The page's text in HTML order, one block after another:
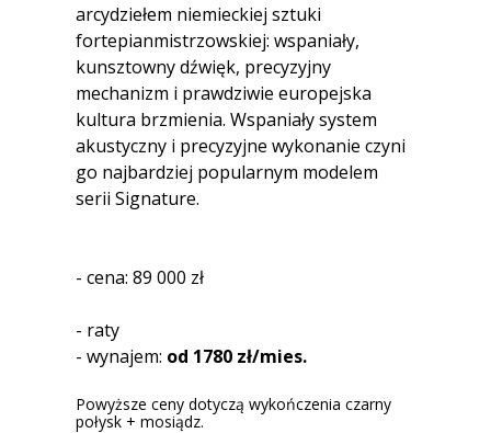
arcydziełem niemieckiej sztuki
fortepianmistrzowskiej: wspaniały,
kunsztowny dźwięk, precyzyjny
mechanizm i prawdziwie europejska
kultura brzmienia. Wspaniały system
akustyczny i precyzyjne wykonanie czyni
go najbardziej popularnym modelem
serii Signature.
- cena: 89 000 zł
- raty
- wynajem: od 1780 zł/mies.
Powyższe ceny dotyczą wykończenia czarny
połysk + mosiądz.